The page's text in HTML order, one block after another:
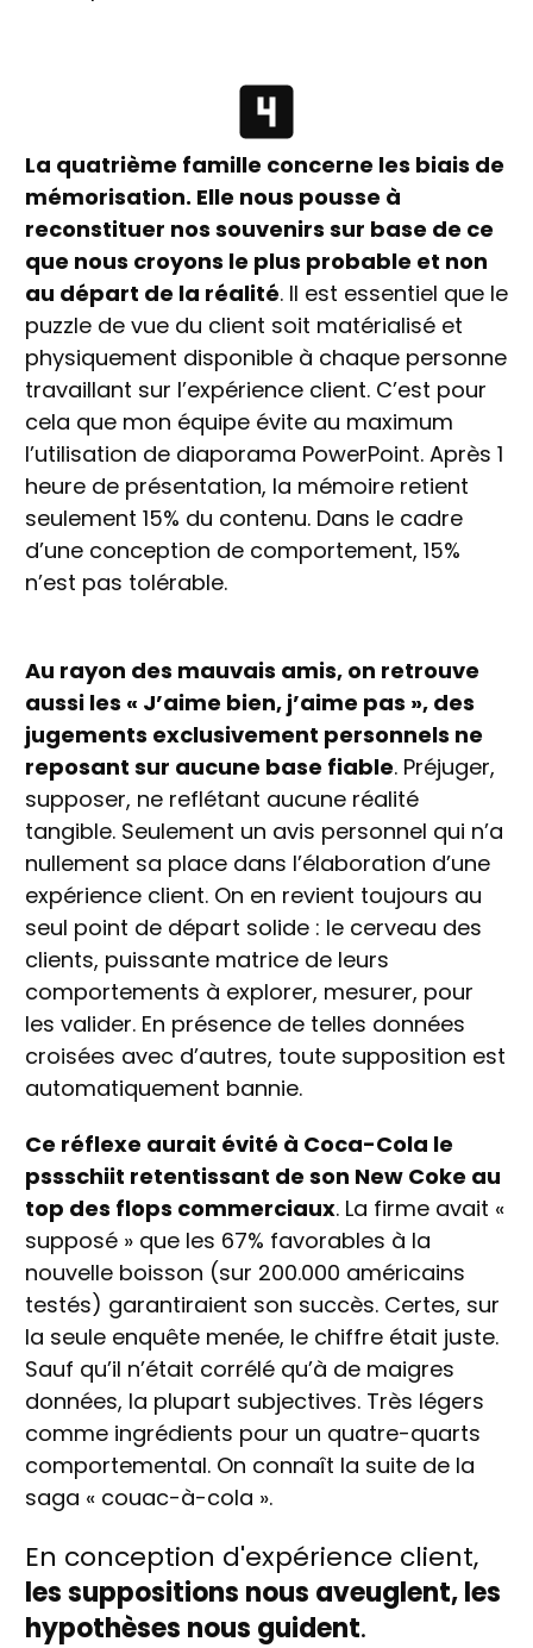
La quatrième famille concerne les biais de
mémorisation. Elle nous pousse à
reconstituer nos souvenirs sur base de ce
que nous croyons le plus probable et non
au départ de la réalité. Il est essentiel que le
puzzle de vue du client soit matérialisé et
physiquement disponible à chaque personne
travaillant sur l’expérience client. C’est pour
cela que mon équipe évite au maximum
l’utilisation de diaporama PowerPoint. Après 1
heure de présentation, la mémoire retient
seulement 15% du contenu. Dans le cadre
d’une conception de comportement, 15%
n’est pas tolérable.
Au rayon des mauvais amis, on retrouve
aussi les « J’aime bien, j’aime pas », des
jugements exclusivement personnels ne
reposant sur aucune base fiable. Préjuger,
supposer, ne reflétant aucune réalité
tangible. Seulement un avis personnel qui n’a
nullement sa place dans l’élaboration d’une
expérience client. On en revient toujours au
seul point de départ solide : le cerveau des
clients, puissante matrice de leurs
comportements à explorer, mesurer, pour
les valider. En présence de telles données
croisées avec d’autres, toute supposition est
automatiquement bannie.
Ce réflexe aurait évité à Coca-Cola le
pssschiit retentissant de son New Coke au
top des flops commerciaux. La firme avait «
supposé » que les 67% favorables à la
nouvelle boisson (sur 200.000 américains
testés) garantiraient son succès. Certes, sur
la seule enquête menée, le chiffre était juste.
Sauf qu’il n’était corrélé qu’à de maigres
données, la plupart subjectives. Très légers
comme ingrédients pour un quatre-quarts
comportemental. On connaît la suite de la
saga « couac-à-cola ».
En conception d'expérience client,
les suppositions nous aveuglent, les
hypothèses nous guident.